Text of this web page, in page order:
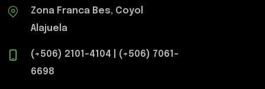
Zona Franca Bes, Coyol
Alajuela
(+506) 2101-4104
(+506) 7061-
6698